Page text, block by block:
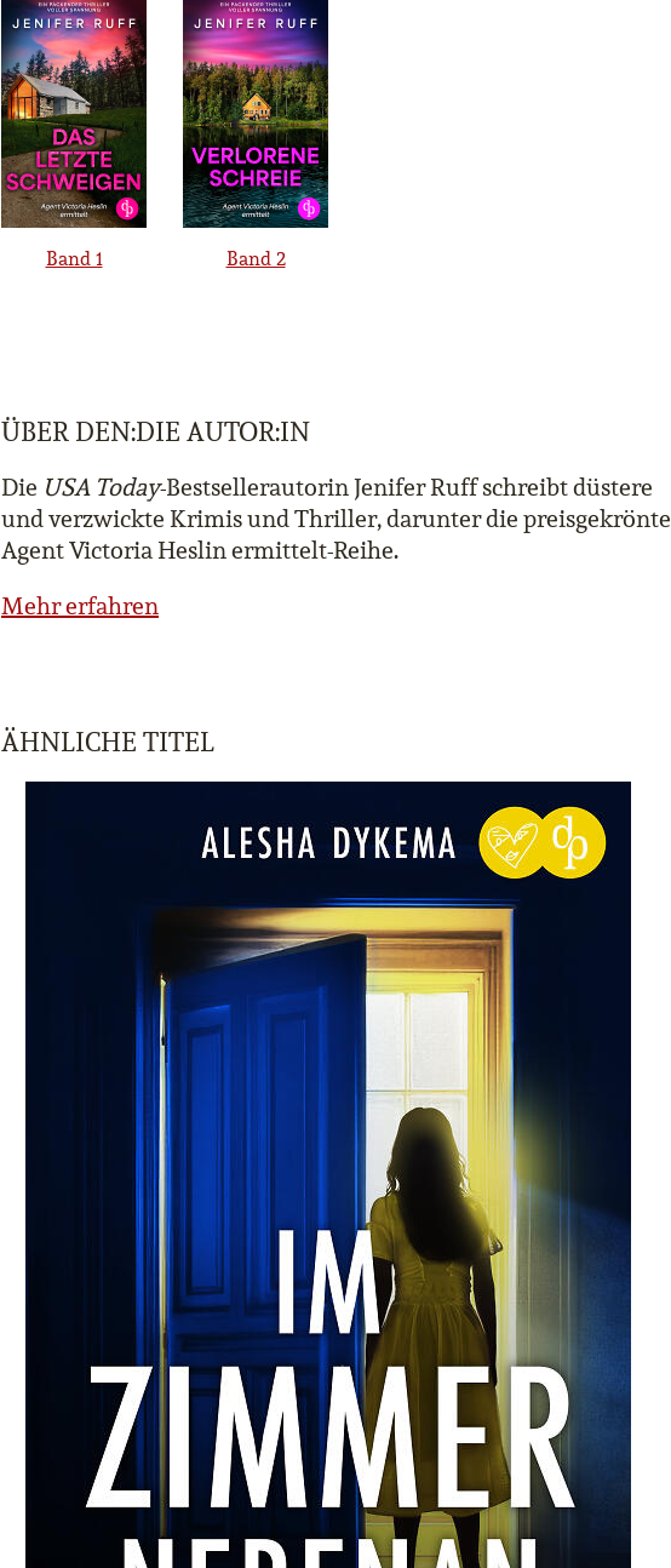
Band 1 Band 2
ÜBER DEN:DIE AUTOR:IN
Die USA Today-Bestsellerautorin Jenifer Ruff schreibt düstere
und verzwickte Krimis und Thriller, darunter die preisgekrönte
Agent Victoria Heslin ermittelt-Reihe.
Mehr erfahren
ÄHNLICHE TITEL